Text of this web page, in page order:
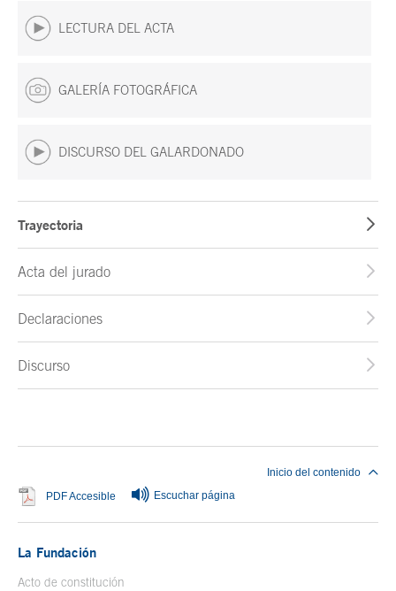
LECTURA DEL ACTA
GALERÍA FOTOGRÁFICA
DISCURSO DEL GALARDONADO
Trayectoria
Acta del jurado
Declaraciones
Discurso
PDF Accesible Se abre en ventana nueva
Escuchar página
Inicio del contenido
La Fundación
Acto de constitución